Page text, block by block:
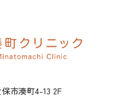
市湊町4-13 2F